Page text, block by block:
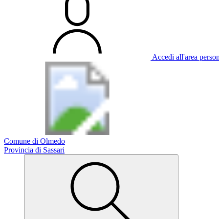
Accedi all'area
Comune di Olmedo
Provincia di Sassari